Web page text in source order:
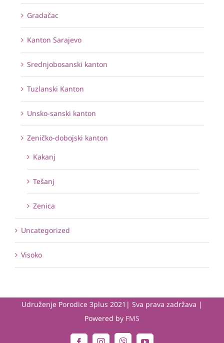
Gradačac
Kanton Sarajevo
Srednjobosanski kanton
Tuzlanski Kanton
Unsko-sanski kanton
Zeničko-dobojski kanton
Kakanj
Tešanj
Zenica
Uncategorized
Visoko
Udruženje Porodice 3plus 2021| Sva prava zadržava |
Powered by FMS